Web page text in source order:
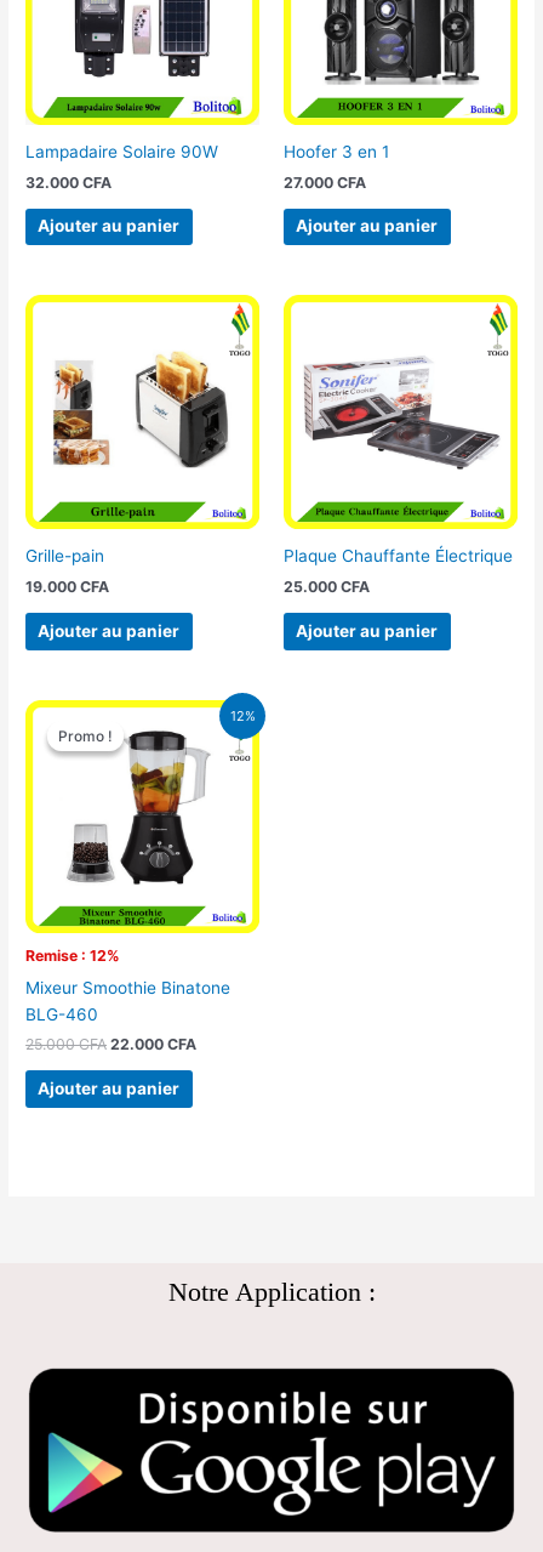
Lampadaire Solaire 90W
32.000CFA
Ajouter au panier
Hoofer 3 en 1
27.000 CFA
Ajouter au panier
Grille-pain
19.000CFA
Ajouter au panier
Plaque Chauffante Électrique
25.000 CFA
Ajouter au panier
12%
Promo !
Remise : 12%
Promo !
Mixeur Smoothie Binatone
BLG-460
25.000CFA
Le
prix
initial
était :
25.000 CFA.
22.000CFA
Le
prix
actuel
est :
Ajouter au panier
Notre Application :